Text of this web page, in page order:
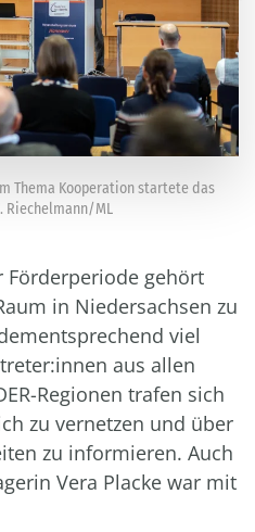
Thema Kooperation startete das
Riechelmann/ML
gehört
in Niedersachsen zu
viel
aus allen
Regionen trafen sich
zu vernetzen und über
zu informieren. Auch
Vera Placke war mit